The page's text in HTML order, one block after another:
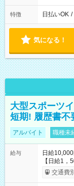
特徴 日払いOK /
気になる！
大型スポーツ
短期! 履歴書
アルバイト 職種未
給与
日給
【日給1
ると 期間
交通費